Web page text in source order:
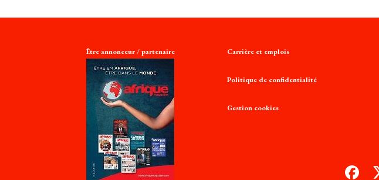
Être annonceur / partenaire Carrière et emplois
Politique de confidentialité
Gestion cookies